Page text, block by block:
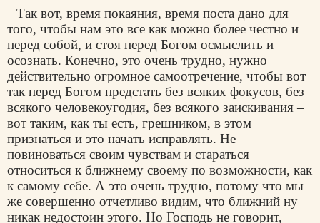
Так вот, время покаяния, время поста дано для
того, чтобы нам это все как можно более честно и
перед собой, и стоя перед Богом осмыслить и
осознать. Конечно, это очень трудно, нужно
действительно огромное самоотречение, чтобы вот
так перед Богом предстать без всяких фокусов, без
всякого человекоугодия, без всякого заискивания –
вот таким, как ты есть, грешником, в этом
признаться и это начать исправлять. Не
повиноваться своим чувствам и стараться
относиться к ближнему своему по возможности, как
к самому себе. А это очень трудно, потому что мы
же совершенно отчетливо видим, что ближний ну
никак недостоин этого. Но Господь не говорит,